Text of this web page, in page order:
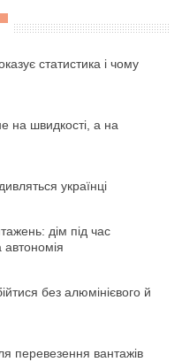
статистика і чому
на швидкості, а на
українці
дім під час
автономія
без алюмінієвого й
перевезення вантажів